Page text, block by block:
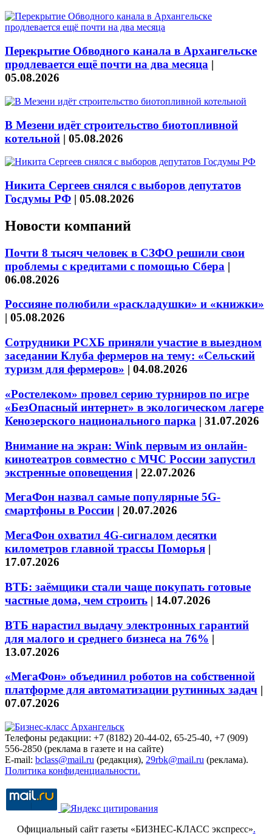
Перекрытие Обводного канала в Архангельске
продлевается ещё почти на два месяца |
05.08.2026
В Мезени идёт строительство биотопливной
котельной | 05.08.2026
Никита Сергеев снялся с выборов депутатов
Госдумы РФ | 05.08.2026
Новости компаний
Почти 8 тысяч человек в СЗФО решили свои
проблемы с кредитами с помощью Сбера |
06.08.2026
Россияне полюбили «раскладушки» и «книжки»
| 05.08.2026
Сотрудники РСХБ приняли участие в выездном
заседании Клуба фермеров на тему: «Сельский
туризм для фермеров» | 04.08.2026
«Ростелеком» провел серию турниров по игре
«БезОпасный интернет» в экологическом лагере
Кенозерского национального парка | 31.07.2026
Внимание на экран: Wink первым из онлайн-
кинотеатров совместно с МЧС России запустил
экстренные оповещения | 22.07.2026
МегаФон назвал самые популярные 5G-
смартфоны в России | 20.07.2026
МегаФон охватил 4G-сигналом десятки
километров главной трассы Поморья |
17.07.2026
ВТБ: заёмщики стали чаще покупать готовые
частные дома, чем строить | 14.07.2026
ВТБ нарастил выдачу электронных гарантий
для малого и среднего бизнеса на 76% |
13.07.2026
«МегаФон» объединил роботов на собственной
платформе для автоматизации рутинных задач |
07.07.2026
Телефоны редакции: +7 (8182) 20-44-02, 65-25-40, +7 (909)
556-2850 (реклама в газете и на сайте)
E-mail: bclass@mail.ru (редакция), 29rbk@mail.ru (реклама).
Политика конфиденциальности.
Официальный сайт газеты «БИЗНЕС-КЛАСС экспресс».